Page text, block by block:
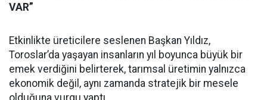
VAR”
Etkinlikte üreticilere seslenen Başkan Yıldız,
Toroslar’da yaşayan insanların yıl boyunca büyük bir
emek verdiğini belirterek, tarımsal üretimin yalnızca
ekonomik değil, aynı zamanda stratejik bir mesele
olduğuna vurgu yaptı.